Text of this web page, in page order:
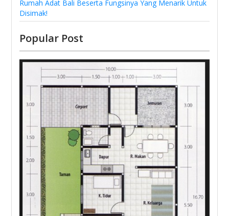
Rumah Adat Bali Beserta Fungsinya Yang Menarik Untuk
Disimak!
Popular Post